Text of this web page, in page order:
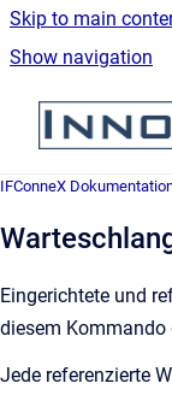
Skip to main
Show navigation
IFConneX
Eingerichtete und
diesem Kommando
Jede referenzierte